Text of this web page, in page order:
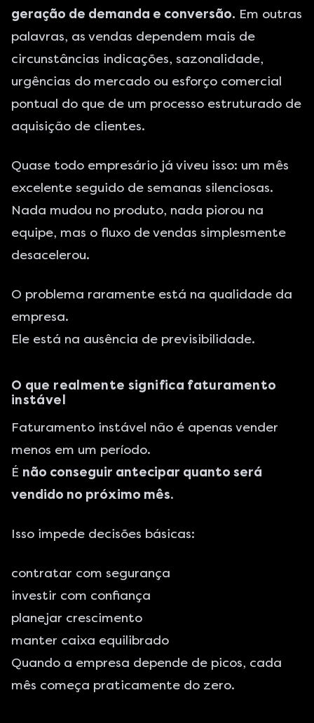
geração de demanda e conversão. Em outras
palavras, as vendas dependem mais de
circunstâncias indicações, sazonalidade,
urgências do mercado ou esforço comercial
pontual do que de um processo estruturado de
aquisição de clientes.
Quase todo empresário já viveu isso: um mês
excelente seguido de semanas silenciosas.
Nada mudou no produto, nada piorou na
equipe, mas o fluxo de vendas simplesmente
desacelerou.
O problema raramente está na qualidade da
empresa.
Ele está na ausência de previsibilidade.
O que realmente significa faturamento
instável
Faturamento instável não é apenas vender
menos em um período.
É não conseguir antecipar quanto será
vendido no próximo mês.
Isso impede decisões básicas:
contratar com segurança
investir com confiança
planejar crescimento
manter caixa equilibrado
Quando a empresa depende de picos, cada
mês começa praticamente do zero.